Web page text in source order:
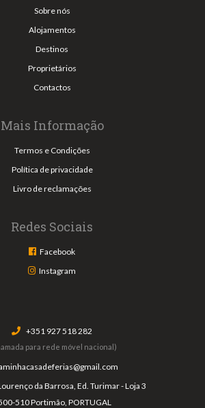
Sobre nós
Alojamentos
Destinos
Proprietários
Contactos
Mais Informação
Termos e Condições
Política de privacidade
Livro de reclamações
Redes Sociais
Facebook
Instagram
+351 927 518 282
para rede móvel nacional)
da Barrosa, Ed. Turimar - Loja 3
510 Portimão, PORTUGAL